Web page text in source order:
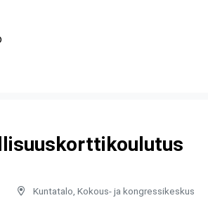
Kuntatalo, Kokous- ja kongressikeskus